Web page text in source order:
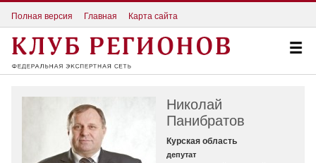
Полная версия Главная Карта сайта
Николай
Панибратов
Курская область
депутат